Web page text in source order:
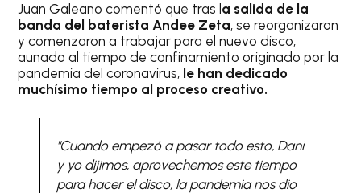
Juan Galeano comentó que tras l a salida de la
banda del baterista Andee Zeta, se reorganizaron
y comenzaron a trabajar para el nuevo disco,
aunado al tiempo de confinamiento originado por la
pandemia del coronavirus, le han dedicado
muchísimo tiempo al proceso creativo.
"Cuando empezó a pasar todo esto, Dani
y yo dijimos, aprovechemos este tiempo
para hacer el disco, la pandemia nos dio